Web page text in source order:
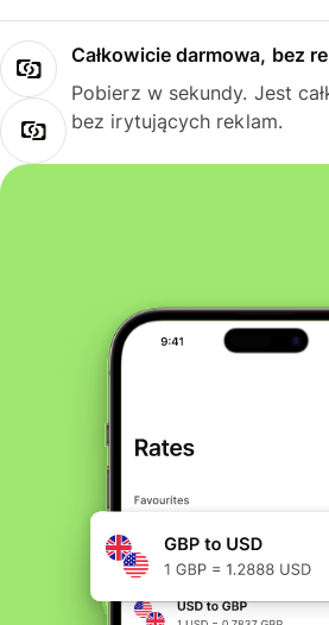
Całkowicie darmowa, bez
Pobierz w sekundy. Jest
bez irytujących reklam.